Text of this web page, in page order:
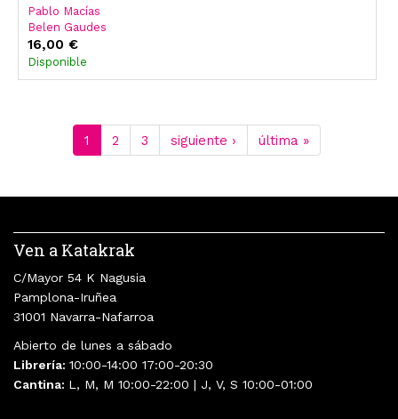
Pablo Macías
Belen Gaudes
16,00 €
Disponible
1 2 3 siguiente › última »
Ven a Katakrak
C/Mayor 54 K Nagusia
Pamplona-Iruñea
31001 Navarra-Nafarroa
Abierto de lunes a sábado
Librería: 10:00-14:00 17:00-20:30
Cantina: L, M, M 10:00-22:00 | J, V, S 10:00-01:00